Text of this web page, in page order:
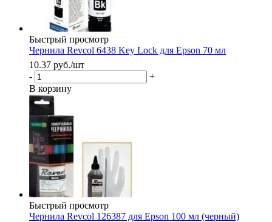
Быстрый просмотр
Чернила Revcol 6438 Key Lock для Epson 70 мл
10.37 руб./шт
-
+
В корзину
Быстрый просмотр
Чернила Revcol 126387 для Epson 100 мл (черный)